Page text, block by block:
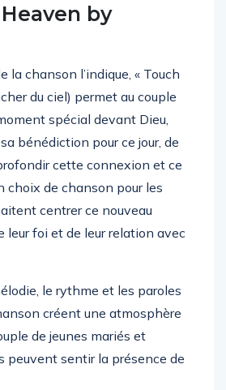
by
la chanson l’indique, « Touch
du ciel) permet au couple
spécial devant Dieu,
bénédiction pour ce jour, de
cette connexion et ce
choix de chanson pour les
centrer ce nouveau
leur foi et de leur relation avec
le rythme et les paroles
créent une atmosphère
de jeunes mariés et
peuvent sentir la présence de